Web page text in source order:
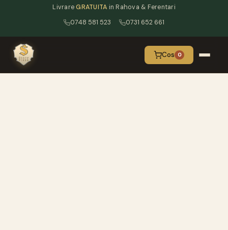
LivrareGRATUITA in Rahova & Ferentari
0748 581 523
0731 652 661
Cos 0